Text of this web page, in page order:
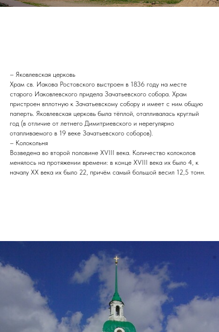
– Яковлевская церковь
Храм св. Иакова Ростовского выстроен в 1836 году на месте
старого Иаковлевского придела Зачатьевского собора. Храм
пристроен вплотную к Зачатьевскому собору и имеет с ним общую
паперть. Яковлевская церковь была тёплой, отапливалась круглый
год (в отличие от летнего Димитриевского и нерегулярно
отапливаемого в 19 веке Зачатьевского соборов).
– Колокольня
Возведена во второй половине XVIII века. Количество колоколов
менялось на протяжении времени: в конце XVIII века их было 4, к
началу XX века их было 22, причём самый большой весил 12,5 тонн.